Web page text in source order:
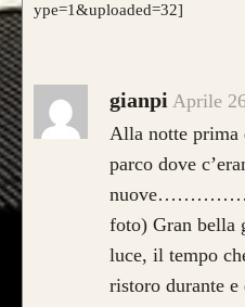
ype=1&uploaded=32]
gianpi Aprile
Alla notte prima
parco dove
foto) Gran bella
luce, il tempo
ristoro durante